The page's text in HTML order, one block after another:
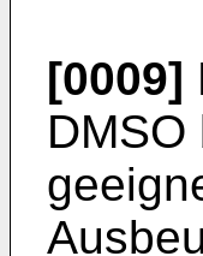
[0009]